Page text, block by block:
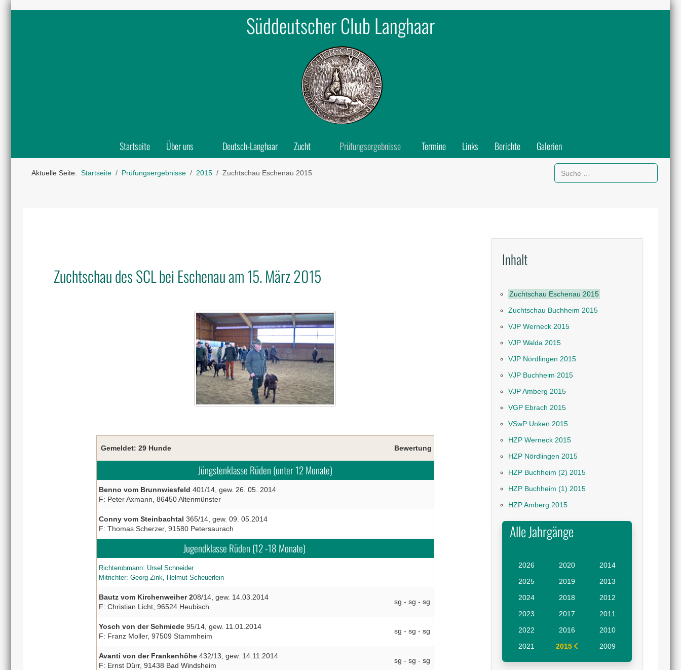
Süddeutscher Club Langhaar
Startseite Über uns Deutsch-Langhaar Zucht Prüfungsergebnisse Termine Links Berichte Galerien
Aktuelle Seite: Startseite Prüfungsergebnisse 2015 Zuchtschau Eschenau 2015
Suchen
Zuchtschau des SCL bei Eschenau am 15. März 2015
Gemeldet: 29 Hunde Bewertung
Jüngstenklasse Rüden (unter 12 Monate)
Benno vom Brunnwiesfeld 401/14, gew. 26. 05. 2014
F: Peter Axmann, 86450 Altenmünster
Conny vom Steinbachtal 365/14, gew. 09. 05.2014
F: Thomas Scherzer, 91580 Petersaurach
Jugendklasse Rüden (12 -18 Monate)
Richterobmann: Ursel Schneider
Mitrichter: Georg Zink, Helmut Scheuerlein
Bautz vom Kirchenweiher 208/14, gew. 14.03.2014
F: Christian Licht, 96524 Heubisch
sg - sg - sg
Yosch von der Schmiede95/14, gew. 11.01.2014
F: Franz Moller, 97509 Stammheim
sg - sg - sg
Avanti von der Frankenhöhe432/13, gew. 14.11.2014
F: Ernst Dürr, 91438 Bad Windsheim
sg - sg - sg
Inhalt
Zuchtschau Eschenau 2015
Zuchtschau Buchheim 2015
VJP Werneck 2015
VJP Walda 2015
VJP Nördlingen 2015
VJP Buchheim 2015
VJP Amberg 2015
VGP Ebrach 2015
VSwP Unken 2015
HZP Werneck 2015
HZP Nördlingen 2015
HZP Buchheim (2) 2015
HZP Buchheim (1) 2015
HZP Amberg 2015
Alle Jahrgänge
2026
2025
2024
2023
2022
2021
2020
2019
2018
2017
2016
2015
2014
2013
2012
2011
2010
2009